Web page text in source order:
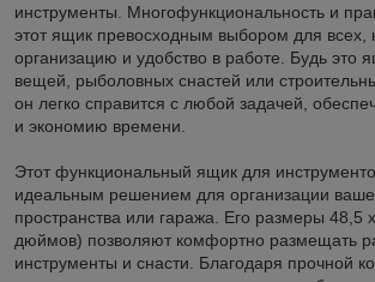
инструменты. Многофункциональность и
этот ящик превосходным выбором для всех,
организацию и удобство в работе. Будь это
вещей, рыболовных снастей или
он легко справится с любой задачей,
и экономию времени.
Этот функциональный ящик для
идеальным решением для организации
пространства или гаража. Его размеры 48,5
дюймов) позволяют комфортно размещать
инструменты и снасти. Благодаря прочной